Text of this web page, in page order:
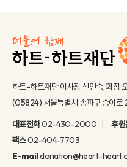
하트-하트재단 이사장 신인숙, 회장
(05824) 서울특별시 송파구 송이로
대표전화02-430-2000 후원
팩스02-404-7703
E-maildonation@heart-